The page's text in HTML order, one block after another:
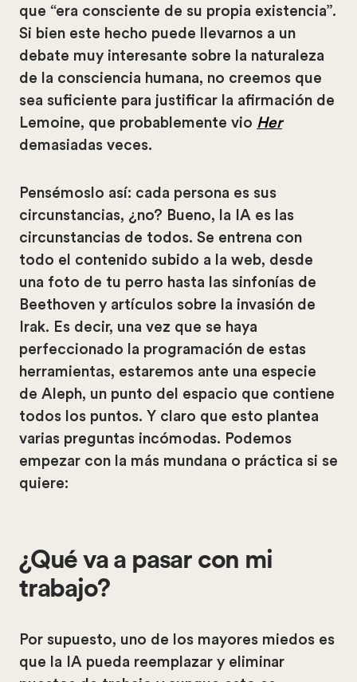
que “era consciente de su propia existencia”.
Si bien este hecho puede llevarnos a un
debate muy interesante sobre la naturaleza
de la consciencia humana, no creemos que
sea suficiente para justificar la afirmación de
Lemoine, que probablemente vio Her
demasiadas veces.
Pensémoslo así: cada persona es sus
circunstancias, ¿no? Bueno, la IA es las
circunstancias de todos. Se entrena con
todo el contenido subido a la web, desde
una foto de tu perro hasta las sinfonías de
Beethoven y artículos sobre la invasión de
Irak. Es decir, una vez que se haya
perfeccionado la programación de estas
herramientas, estaremos ante una especie
de Aleph, un punto del espacio que contiene
todos los puntos. Y claro que esto plantea
varias preguntas incómodas. Podemos
empezar con la más mundana o práctica si se
quiere:
¿Qué va a pasar con mi
trabajo?
Por supuesto, uno de los mayores miedos es
que la IA pueda reemplazar y eliminar